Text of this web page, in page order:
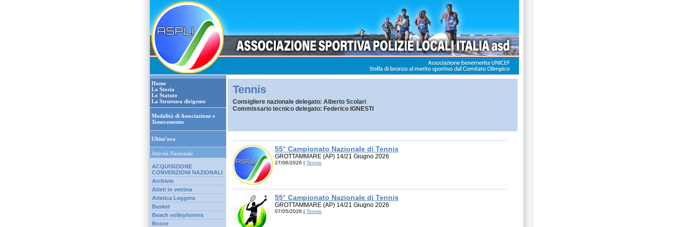
Home
La Storia
Lo Statuto
La Struttura dirigente
Modalità di Associazione e
Tesseramento
Ultim’ora
Attività Nazionale
ACQUISIZIONE
CONVENZIONI NAZIONALI
Archivio
Atleti in vetrina
Atletica Leggera
Basket
Beach volley/tennis
Bocce
Tennis
Consigliere nazionale delegato: Alberto Scolari
Commissario tecnico delegato: Federico IGNESTI
55° Campionato Nazionale di Tennis
GROTTAMMARE (AP) 14/21 Giugno 2026
27/06/2026 | Tennis
55° Campionato Nazionale di Tennis
GROTTAMMARE (AP) 14/21 Giugno 2026
07/05/2026 | Tennis